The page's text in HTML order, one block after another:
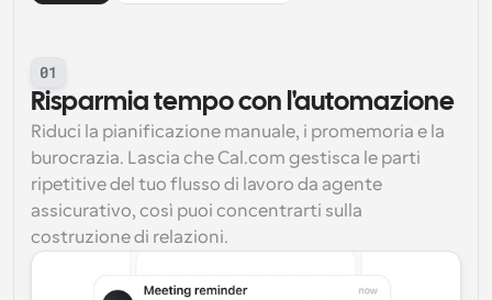
01
Risparmia tempo con l'automazione
Riduci la pianificazione manuale, i promemoria e la
burocrazia. Lascia che Cal.com gestisca le parti
ripetitive del tuo flusso di lavoro da agente
assicurativo, così puoi concentrarti sulla
costruzione di relazioni.